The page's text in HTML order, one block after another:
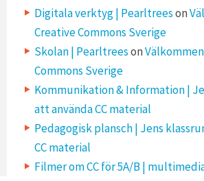
Digitala verktyg | Pearltreeson
Creative Commons Sverige
Skolan | Pearltreeson
Commons Sverige
Kommunikation & Information |
att använda CC material
Pedagogisk plansch | Jens
CC material
Filmer om CC för 5A/B |